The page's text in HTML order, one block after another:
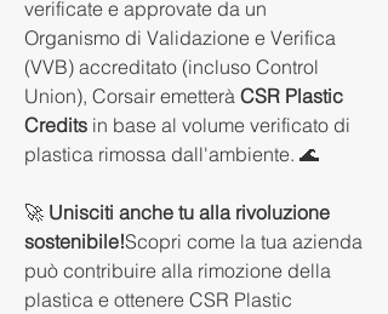
verificate e approvate da un
Organismo di Validazione e Verifica
(VVB) accreditato (incluso Control
Union), Corsair emetterà CSR Plastic
Credits in base al volume verificato di
plastica rimossa dall'ambiente. 🌊
🚀 Unisciti anche tu alla rivoluzione
sostenibile!Scopri come la tua azienda
può contribuire alla rimozione della
plastica e ottenere CSR Plastic